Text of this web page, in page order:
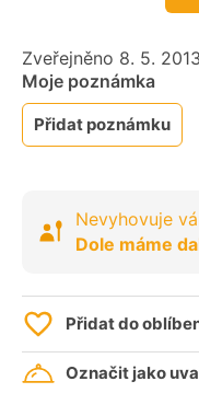
Zveřejněno 8. 5. 2013
Moje poznámka
Přidat poznámku
Nevyhovuje
Dole máme
Přidat do
Označit jako